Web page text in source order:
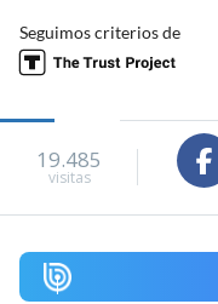
Seguimos criterios de
19.485
visitas